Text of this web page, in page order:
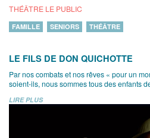
THÉÂTRE LE PUBLIC
FAMILLE SENIORS THÉÂTRE
LE FILS DE DON QUICHOTTE
Par nos combats et nos rêves « pour un
soient-ils, nous sommes tous des enfants
LIRE PLUS